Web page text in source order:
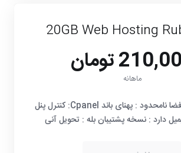
20GB Web Hosting
تومان
ماهانه
20 گیگابایت : فضا نامحدود : پهنای باند Cpanel: کنترل پنل
دارد : نسخه پشتیبان بله : تحویل آنی